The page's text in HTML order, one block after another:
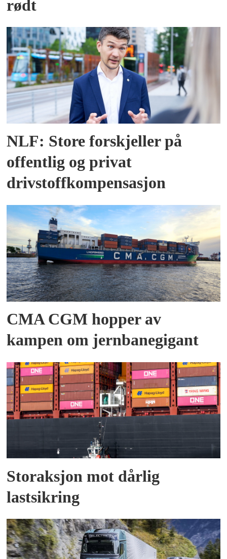
rødt
NLF: Store forskjeller på
offentlig og privat
drivstoffkompensasjon
CMA CGM hopper av
kampen om jernbanegigant
Storaksjon mot dårlig
lastsikring